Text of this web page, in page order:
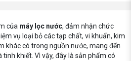
của máy lọc nước, đảm nhận chức
vụ loại bỏ các tạp chất, vi khuẩn, kim
khác có trong nguồn nước, mang đến
khiết. Vì vậy, đây là sản phẩm có